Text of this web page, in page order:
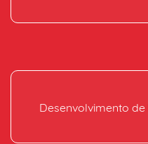
Desenvolvimento de